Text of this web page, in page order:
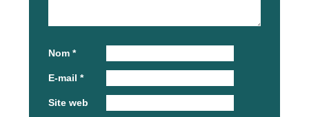
Nom *
E-mail *
Site web